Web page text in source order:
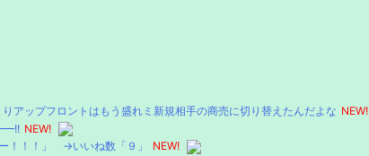
アップフロントはもう盛れミ新規相手の商売に切り替えたんだよな NEW!
NEW!
！！！」 →いいね数「９」
NEW!